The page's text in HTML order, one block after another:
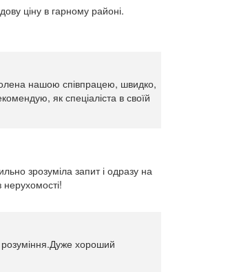
ціну в гарному районі.
нашою співпрацею, швидко,
як спеціаліста в своїй
зрозуміла запит і одразу на
розуміння.Дуже хороший